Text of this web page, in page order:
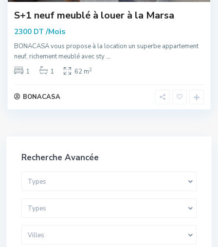
S+1 neuf meublé à louer à la Marsa
2300 DT /Mois
BONACASA vous propose à la location un superbe appartement
neuf, richement meublé avec sty...
1
1 62 m2
BONACASA
Recherche Avancée
Types
Types
Villes